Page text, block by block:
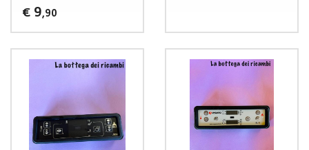
€ 9,90